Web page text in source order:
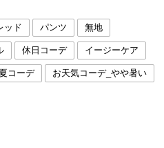
ッド パンツ 無地
休日コーデ イージーケア
夏コーデ お天気コーデ_やや暑い